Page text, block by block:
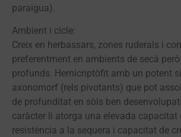
paraigua).
Ambient i cicle:
Creix en herbassars, zones ruderals i
preferentment en ambients de secà
profunds. Hemicriptòfit amb un potent
axonomorf (rels pivotants) que pot
de profunditat en sòls ben
caràcter li atorga una elevada capacitat
resistència a la sequera i capacitat de